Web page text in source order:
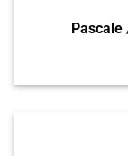
Pascale